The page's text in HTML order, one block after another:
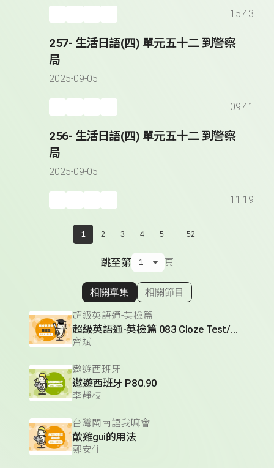
15:43
257- 生活日語(四) 單元五十二 到警察
局
2025-09-05
09:41
256- 生活日語(四) 單元五十二 到警察
局
2025-09-05
11:19
1 2 3 4 5 ... 52
跳至第 頁
顯示相關單集
相關單集 相關節目
超級英語通-英檢篇
超級英語通-英檢篇 083 Cloze Test/段落填空-13
齊斌
遨遊西班牙
遨遊西班牙 P80.90
李靜枝
台灣閩南語我嘛會
歕雞gui的用法
鄭安住